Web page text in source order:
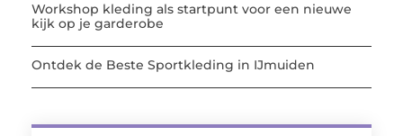
Workshop kleding als startpunt voor een nieuwe
kijk op je garderobe
Ontdek de Beste Sportkleding in IJmuiden